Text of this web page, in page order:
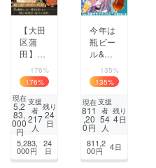
【大田
区蒲
田】癌
で闘病
中。割
烹「海
幸と旬
彩」板
前の再
起のた
めに力
を貸し
176%
176%
現在
5,2
83,
000
円
支援
者
217
人
残り
24
日
5,283,
000円
24
日
今年は
瓶ビー
ル&オ
ンライ
ン販売
に挑
戦！天
瀬モモ
オリジ
ビール
制作第
135%
135%
現在
811
,20
0円
支援
者
54
人
残り
4日
811,2
00円 4日